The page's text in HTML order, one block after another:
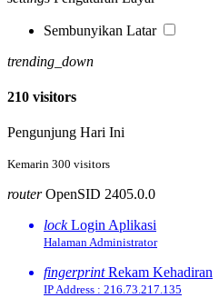
Sembunyikan Latar
trending_down
210 visitors
Pengunjung Hari Ini
Kemarin 300 visitors
routerOpenSID 2405.0.0
lockLogin Aplikasi
Halaman Administrator
fingerprintRekam Kehadiran
IP Address : 216.73.217.135